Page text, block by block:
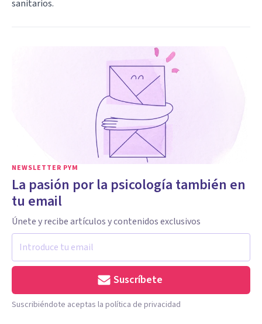
sanitarios.
NEWSLETTER PYM
La pasión por la psicología también en
tu email
Únete y recibe artículos y contenidos exclusivos
Suscríbete
Suscribiéndote aceptas la política de privacidad